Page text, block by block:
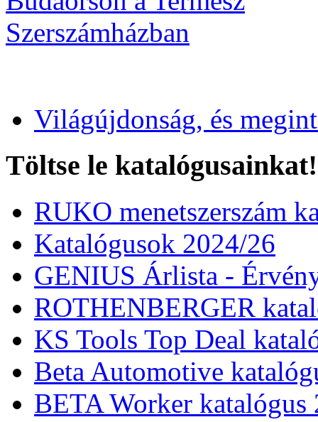
Világújdonság, és
Töltse le katalógusainkat!
RUKO menetszerszám
Katalógusok 2024/26
GENIUS Árlista -
ROTHENBERGER
KS Tools Top Deal
Beta Automotive
BETA Worker katalógus